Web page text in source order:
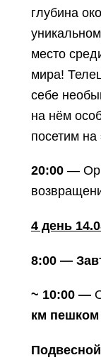
глубина
место
мира!
себе
на нём
посетим на
20:00 —
4 день
8:00 —
~ 10:00 —
км пешком